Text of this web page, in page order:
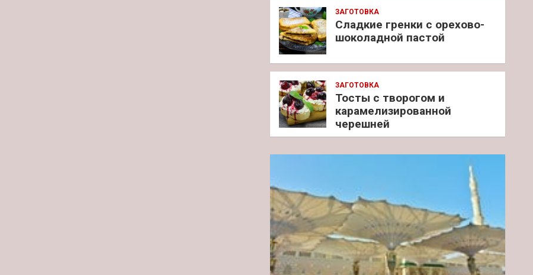
ЗАГОТОВКА
Сладкие гренки с орехово-
шоколадной пастой
ЗАГОТОВКА
Тосты с творогом и
карамелизированной
черешней